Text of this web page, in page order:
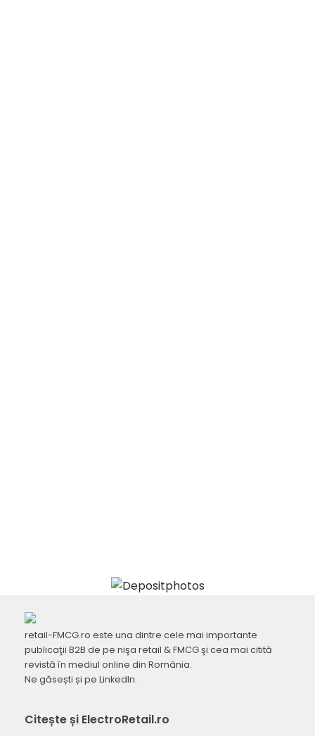
retail-FMCG.ro este una dintre cele mai importante
publicaţii B2B de pe nişa retail & FMCG şi cea mai citită
revistă în mediul online din România.
Ne găsești și pe LinkedIn:
Citește și ElectroRetail.ro